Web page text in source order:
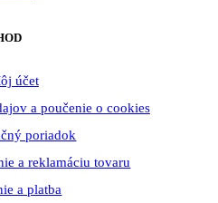
účet
a poučenie o cookies
poriadok
a reklamáciu tovaru
a platba